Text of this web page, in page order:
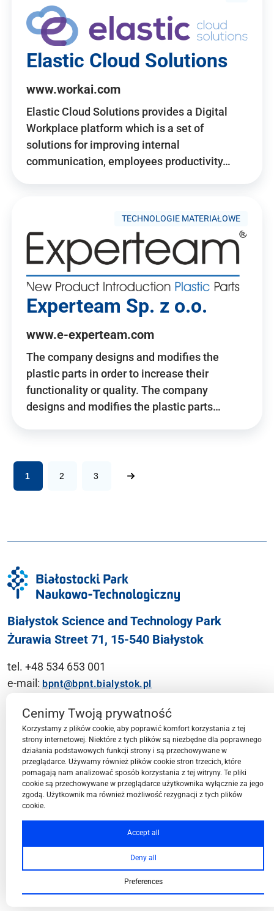
Elastic Cloud Solutions
www.workai.com
Elastic Cloud Solutions provides a Digital
Workplace platform which is a set of
solutions for improving internal
communication, employees productivity…
TECHNOLOGIE MATERIAŁOWE
Experteam Sp. z o.o.
www.e-experteam.com
The company designs and modifies the
plastic parts in order to increase their
functionality or quality. The company
designs and modifies the plastic parts…
1 2 3
Białystok Science and Technology Park
Żurawia Street 71, 15-540 Białystok
tel. +48 534 653 001
e-mail: bpnt@bpnt.bialystok.pl
Contact
BPN-T Area
BPN-T Offer
Cenimy Twoją prywatność
Korzystamy z plików cookie, aby poprawić komfort korzystania z tej
strony internetowej. Niektóre z tych plików są niezbędne dla poprawnego
działania podstawowych funkcji strony i są przechowywane w
przeglądarce. Używamy również plików cookie stron trzecich, które
pomagają nam analizować sposób korzystania z tej witryny. Te pliki
cookie są przechowywane w przeglądarce użytkownika wyłącznie za jego
zgodą. Użytkownik ma również możliwość rezygnacji z tych plików
cookie.
Accept all
Deny all
Preferences